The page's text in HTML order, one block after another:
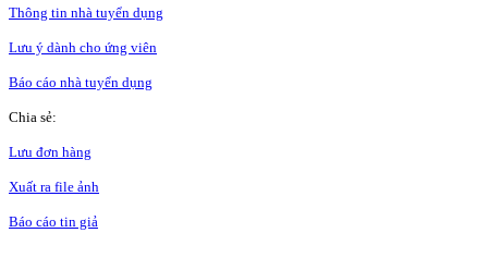
Thông tin nhà tuyển dụng
Lưu ý dành cho ứng viên
Báo cáo nhà tuyển dụng
Chia sẻ:
Lưu đơn hàng
Xuất ra file ảnh
Báo cáo tin giả